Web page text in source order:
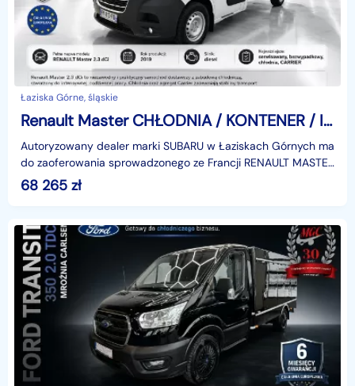
Łaziska Górne, śląskie
Renault Master CHŁODNIA / KONTENER / IZOTERMA / CARRIER / BEZWYPADKOWY
Autoryzowany dealer marki SUBARU w Łaziskach Górnych ma
do zaoferowania sprowadzonego ze Francji RENAULT MASTER
w specjalnej edycji RED MASTER EDITION z zabudow
68 265 zł